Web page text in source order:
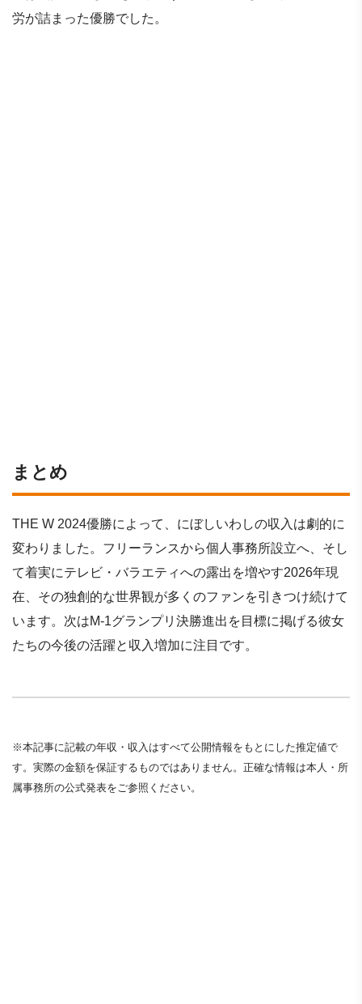
労が詰まった優勝でした。
まとめ
THE W 2024優勝によって、にぼしいわしの収入は劇的に
変わりました。フリーランスから個人事務所設立へ、そし
て着実にテレビ・バラエティへの露出を増やす2026年現
在、その独創的な世界観が多くのファンを引きつけ続けて
います。次はM-1グランプリ決勝進出を目標に掲げる彼女
たちの今後の活躍と収入増加に注目です。
※本記事に記載の年収・収入はすべて公開情報をもとにした推定値で
す。実際の金額を保証するものではありません。正確な情報は本人・所
属事務所の公式発表をご参照ください。